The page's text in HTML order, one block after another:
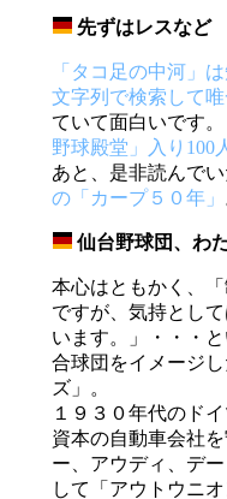
先ずはレスなど
「タコ足の中河」
文字列で検索して
ていて面白いです
野球殿堂」入り100
あと、是非読んで
の「カープ５０年」
仙台野球団、わ
本心はともかく、
ですが、気持とし
います。」・・・
合球団をイメージ
ズ」。
１９３０年代のド
資本の自動車会社
ー、アウディ、デ
して「アウトウニ